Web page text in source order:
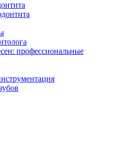
профессиональные